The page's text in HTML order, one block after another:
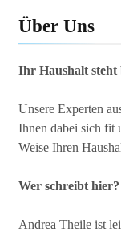
Über Uns
Ihr Haushalt steht
Unsere Experten
Ihnen dabei sich fit
Weise Ihren
Wer schreibt hier?
Andrea Theile ist